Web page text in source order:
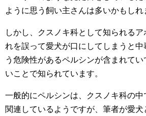
ように思う飼い主さんは多いかもしれ
しかし、クスノキ科として知られる
れを誤って愛犬が口にしてしまうと中
う危険性があるペルシンが含まれて
いことで知られています。
一般的にペルシンは、クスノキ科の中
関連しているようですが、筆者が愛